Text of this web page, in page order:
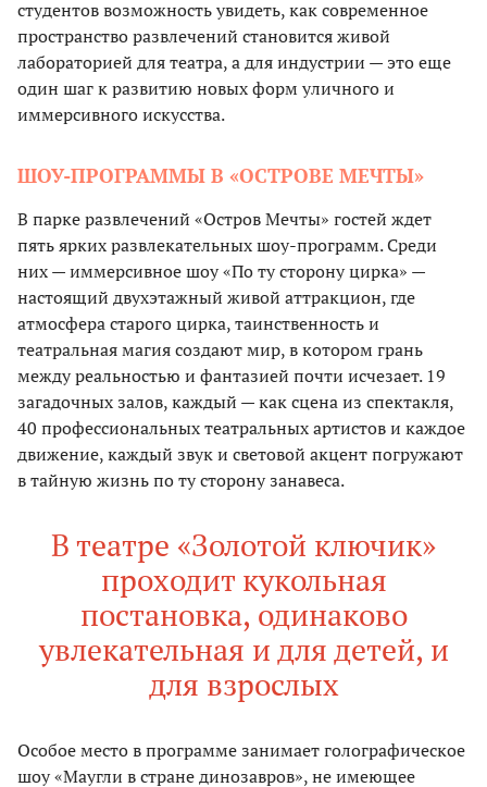
студентов возможность увидеть, как современное
пространство развлечений становится живой
лабораторией для театра, а для индустрии — это еще
один шаг к развитию новых форм уличного и
иммерсивного искусства.
ШОУ-ПРОГРАММЫ В «ОСТРОВЕ МЕЧТЫ»
В парке развлечений «Остров Мечты» гостей ждет
пять ярких развлекательных шоу-программ. Среди
них — иммерсивное шоу «По ту сторону цирка» —
настоящий двухэтажный живой аттракцион, где
атмосфера старого цирка, таинственность и
театральная магия создают мир, в котором грань
между реальностью и фантазией почти исчезает. 19
загадочных залов, каждый — как сцена из спектакля,
40 профессиональных театральных артистов и каждое
движение, каждый звук и световой акцент погружают
в тайную жизнь по ту сторону занавеса.
В театре «Золотой ключик»
проходит кукольная
постановка, одинаково
увлекательная и для детей, и
для взрослых
Особое место в программе занимает голографическое
шоу «Маугли в стране динозавров», не имеющее